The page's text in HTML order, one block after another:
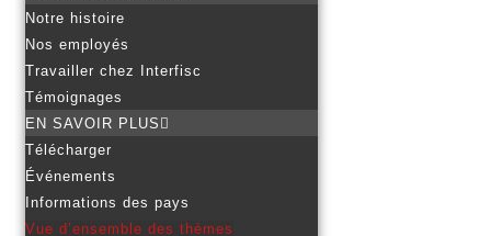
Notre histoire
Nos employés
Travailler chez Interfisc
Témoignages
EN SAVOIR PLUS
Télécharger
Événements
Informations des pays
Vue d’ensemble des thèmes